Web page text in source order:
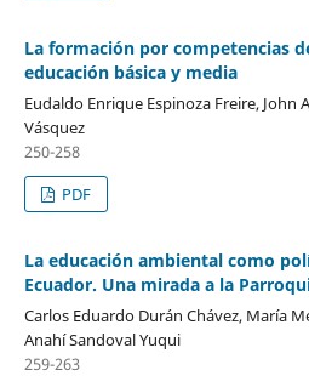
La formación por competencias
educación básica y media
Eudaldo Enrique Espinoza Freire, John
Vásquez
250-258
PDF
La educación ambiental como
Ecuador. Una mirada a la
Carlos Eduardo Durán Chávez, María
Anahí Sandoval Yuqui
259-263